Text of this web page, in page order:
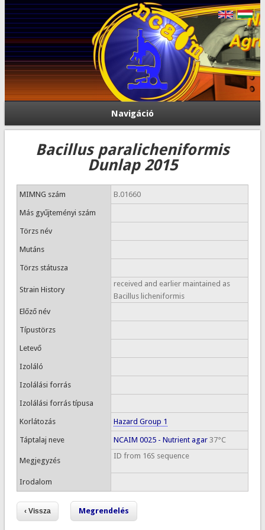
Navigáció
Bacillus paralicheniformis
Dunlap 2015
MIMNG szám B.01660
Más gyűjteményi szám
Törzs név
Mutáns
Törzs státusza
Strain History
received and earlier maintained as
Bacillus licheniformis
Előző név
Típustörzs
Letevő
Izoláló
Izolálási forrás
Izolálási forrás típusa
Korlátozás Hazard Group 1
Táptalaj neve NCAIM 0025 - Nutrient agar37°C
Megjegyzés
ID from 16S sequence
Irodalom
Megrendelés